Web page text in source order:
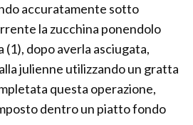
accuratamente sotto
la zucchina ponendolo
dopo averla asciugata,
julienne utilizzando un gratta
questa operazione,
dentro un piatto fondo